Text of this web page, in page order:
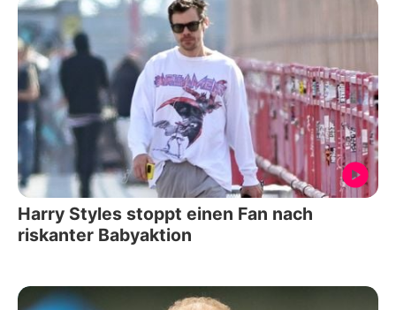
Harry Styles stoppt einen Fan nach
riskanter Babyaktion